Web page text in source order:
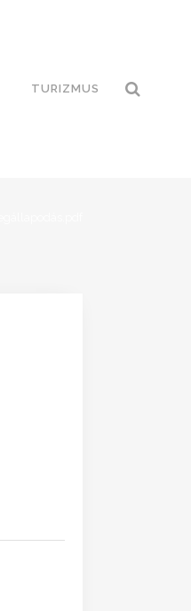
TURIZMUS